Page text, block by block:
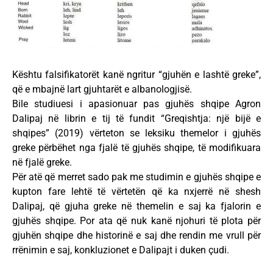
Kështu falsifikatorët kanë ngritur “gjuhën e lashtë greke”,
që e mbajnë lart gjuhtarët e albanologjisë.
Bile studiuesi i apasionuar pas gjuhës shqipe Agron
Dalipaj në librin e tij të fundit “Greqishtja: një bijë e
shqipes” (2019) vërteton se leksiku themelor i gjuhës
greke përbëhet nga fjalë të gjuhës shqipe, të modifikuara
në fjalë greke.
Për atë që merret sado pak me studimin e gjuhës shqipe e
kupton fare lehtë të vërtetën që ka nxjerrë në shesh
Dalipaj, që gjuha greke në themelin e saj ka fjalorin e
gjuhës shqipe. Por ata që nuk kanë njohuri të plota për
gjuhën shqipe dhe historinë e saj dhe rendin me vrull për
rrënimin e saj, konkluzionet e Dalipajt i duken çudi.